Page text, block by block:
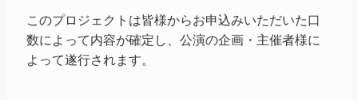
このプロジェクトは皆様からお申込みいただいた口
数によって内容が確定し、公演の企画・主催者様に
よって遂行されます。